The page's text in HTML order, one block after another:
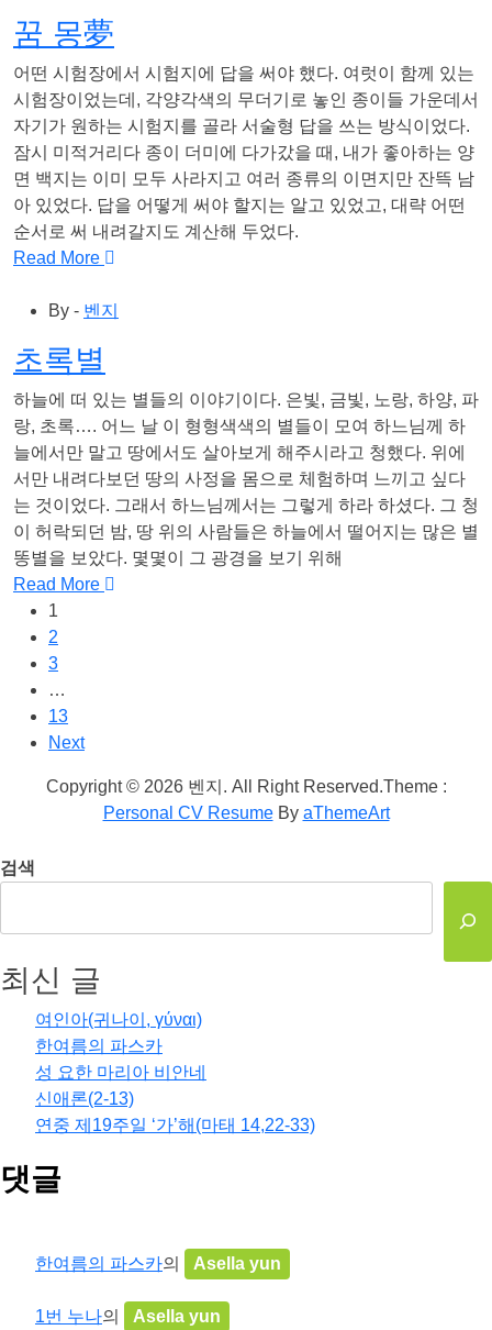
꿈 몽夢
어떤 시험장에서 시험지에 답을 써야 했다. 여럿이 함께 있는
시험장이었는데, 각양각색의 무더기로 놓인 종이들 가운데서
자기가 원하는 시험지를 골라 서술형 답을 쓰는 방식이었다.
잠시 미적거리다 종이 더미에 다가갔을 때, 내가 좋아하는 양
면 백지는 이미 모두 사라지고 여러 종류의 이면지만 잔뜩 남
아 있었다. 답을 어떻게 써야 할지는 알고 있었고, 대략 어떤
순서로 써 내려갈지도 계산해 두었다.
Read More
By - 벤지
초록별
하늘에 떠 있는 별들의 이야기이다. 은빛, 금빛, 노랑, 하양, 파
랑, 초록…. 어느 날 이 형형색색의 별들이 모여 하느님께 하
늘에서만 말고 땅에서도 살아보게 해주시라고 청했다. 위에
서만 내려다보던 땅의 사정을 몸으로 체험하며 느끼고 싶다
는 것이었다. 그래서 하느님께서는 그렇게 하라 하셨다. 그 청
이 허락되던 밤, 땅 위의 사람들은 하늘에서 떨어지는 많은 별
똥별을 보았다. 몇몇이 그 광경을 보기 위해
Read More
1
2
3
…
13
Next
Copyright © 2026 벤지. All Right Reserved.Theme :
Personal CV ResumeBy aThemeArt
검색
최신 글
여인아(귀나이, γύναι)
한여름의 파스카
성 요한 마리아 비안네
신애론(2-13)
연중 제19주일 ‘가’해(마태 14,22-33)
댓글
한여름의 파스카의 Asella yun
1번 누나의 Asella yun